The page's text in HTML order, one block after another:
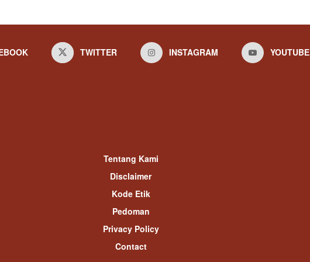
TWITTER INSTAGRAM YOUTUBE
Tentang Kami
Disclaimer
Kode Etik
Pedoman
Privacy Policy
Contact